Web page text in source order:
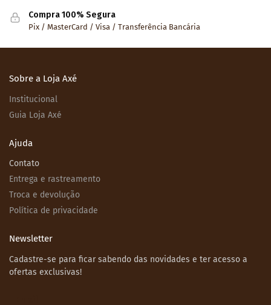
Compra 100% Segura
Pix / MasterCard / Visa / Transferência Bancária
Sobre a Loja Axé
Institucional
Guia Loja Axé
Ajuda
Contato
Entrega e rastreamento
Troca e devolução
Política de privacidade
Newsletter
Cadastre-se para ficar sabendo das novidades e ter acesso a
ofertas exclusivas!